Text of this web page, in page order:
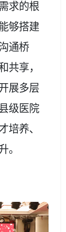
求的根
够搭建
通桥
共享，
展多层
级医院
培养、
。